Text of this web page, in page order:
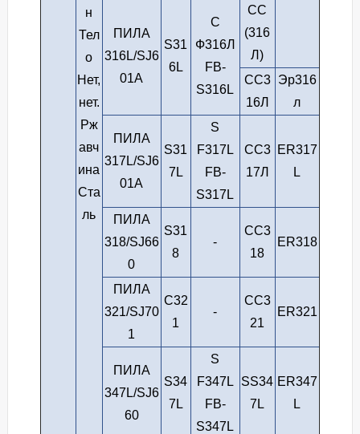
н
Тел
о
Нет,
нет.
Рж
авч
ина
Ста
ль
ПИЛА
316L/SJ6
01A
S31
6L
С
Ф316Л
FB-
S316L
СС
(316
Л)
СС3
16Л
Эр316
л
ПИЛА
317L/SJ6
01A
S31
7L
S
F317L
FB-
S317L
СС3
17Л
ER317
L
ПИЛА
318/SJ66
0
S31
8
-
СС3
18
ER318
ПИЛА
321/SJ70
1
С32
1
-
СС3
21
ER321
ПИЛА
347L/SJ6
60
S34
7L
S
F347L
FB-
S347L
SS34
7L
ER347
L